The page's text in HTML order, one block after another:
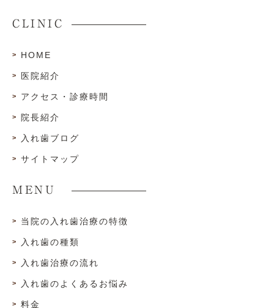
CLINIC
HOME
医院紹介
アクセス・診療時間
院長紹介
入れ歯ブログ
サイトマップ
MENU
当院の入れ歯治療の特徴
入れ歯の種類
入れ歯治療の流れ
入れ歯のよくあるお悩み
料金